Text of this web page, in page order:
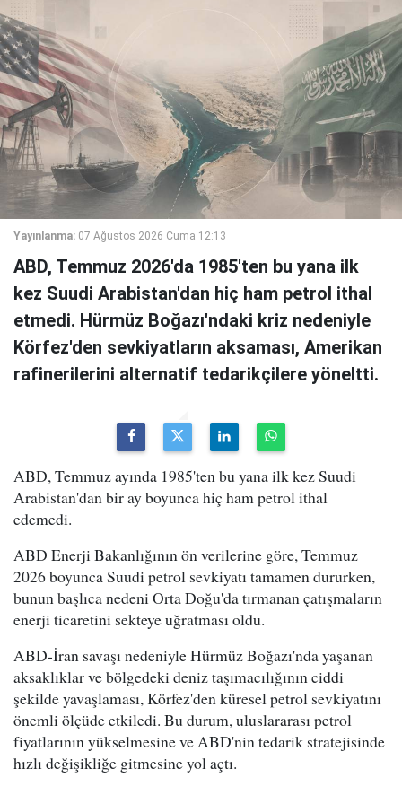
Yayınlanma: 07 Ağustos 2026 Cuma 12:13
ABD, Temmuz 2026'da 1985'ten bu yana ilk
kez Suudi Arabistan'dan hiç ham petrol ithal
etmedi. Hürmüz Boğazı'ndaki kriz nedeniyle
Körfez'den sevkiyatların aksaması, Amerikan
rafinerilerini alternatif tedarikçilere yöneltti.
ABD, Temmuz ayında 1985'ten bu yana ilk kez Suudi
Arabistan'dan bir ay boyunca hiç ham petrol ithal
edemedi.
ABD Enerji Bakanlığının ön verilerine göre, Temmuz
2026 boyunca Suudi petrol sevkiyatı tamamen dururken,
bunun başlıca nedeni Orta Doğu'da tırmanan çatışmaların
enerji ticaretini sekteye uğratması oldu.
ABD-İran savaşı nedeniyle Hürmüz Boğazı'nda yaşanan
aksaklıklar ve bölgedeki deniz taşımacılığının ciddi
şekilde yavaşlaması, Körfez'den küresel petrol sevkiyatını
önemli ölçüde etkiledi. Bu durum, uluslararası petrol
fiyatlarının yükselmesine ve ABD'nin tedarik stratejisinde
hızlı değişikliğe gitmesine yol açtı.